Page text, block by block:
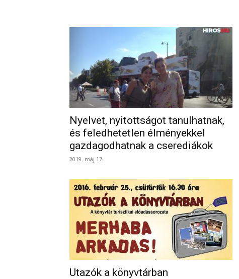
Nyelvet, nyitottságot tanulhatnak,
és feledhetetlen élményekkel
gazdagodhatnak a cserediákok
2019. máj 17.
Utazók a könyvtárban